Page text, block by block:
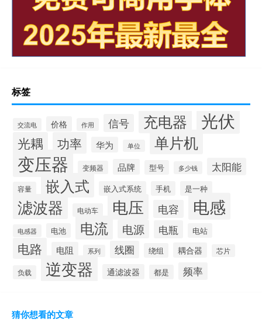
标签
交流电 价格 作用 信号 充电器 光伏
光耦 功率 华为 单位 单片机
变压器 变频器 品牌 型号 多少钱 太阳能
容量 嵌入式 嵌入式系统 手机 是一种
滤波器 电动车 电压 电容 电感
电感器 电池 电流 电源 电瓶 电站
电路 电阻 系列 线圈 绕组 耦合器 芯片
负载 逆变器 通滤波器 都是 频率
猜你想看的文章